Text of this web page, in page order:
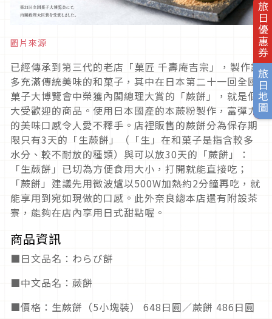
旅日優惠券
旅日地圖
圖片來源
已經傳承到第三代的老店「菓匠 千壽庵吉宗」，製作許
多充滿傳統美味的和菓子，其中在日本第二十一回全國
菓子大博覽會中榮獲內閣總理大賞的「蕨餅」，就是個
大受歡迎的商品。使用日本國產的本蕨粉製作，富彈力
的美味口感令人愛不釋手。店裡販售的蕨餅分為保存期
限只有3天的「生蕨餅」（「生」在和菓子是指含較多
水分、較不耐放的種類）與可以放30天的「蕨餅」：
「生蕨餅」已切為方便食用大小，打開就能直接吃；
「蕨餅」建議先用微波爐以500W加熱約2分鐘再吃，就
能享用到宛如現做的口感。此外奈良總本店還有附設茶
寮，能夠在店內享用日式甜點喔。
商品資訊
■日文品名：わらび餅
■中文品名：蕨餅
■價格：生蕨餅（5小塊裝） 648日圓／蕨餅 486日圓